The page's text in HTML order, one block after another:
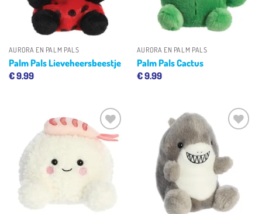
AURORA EN PALM PALS
Palm Pals Lieveheersbeestje
€9.99
AURORA EN PALM PALS
Palm Pals Cactus
€9.99
Toevoegen
verlanglijst
Toevoegen
verlanglijst